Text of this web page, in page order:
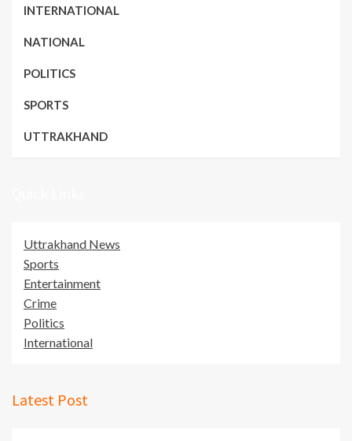
INTERNATIONAL
NATIONAL
POLITICS
SPORTS
UTTRAKHAND
Uttrakhand News
Sports
Entertainment
Crime
Politics
International
Latest Post